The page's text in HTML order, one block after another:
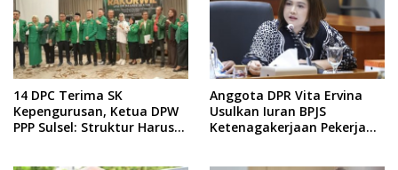
14 DPC Terima SK
Kepengurusan, Ketua DPW
PPP Sulsel: Struktur Harus
Anggota DPR Vita Ervina
Usulkan Iuran BPJS
Ketenagakerjaan Pekerja